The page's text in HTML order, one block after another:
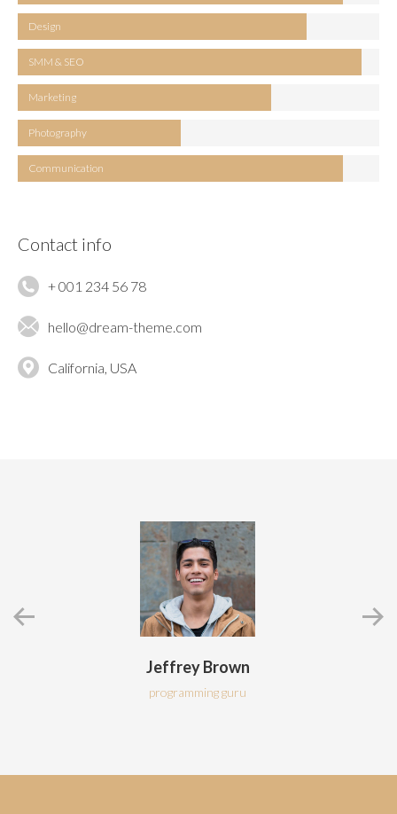
Design
SMM & SEO
Marketing
Photography
Communication
Contact info
+ 001 234 56 78
hello@dream-theme.com
California, USA
Jeffrey Brown
programming guru